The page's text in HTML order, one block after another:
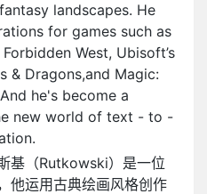
landscapes. He
for games such as
West, Ubisoft’s
& Dragons,and Magic:
he's become a
new world of text - to -
基（Rutkowski）是一位
他运用古典绘画风格创作